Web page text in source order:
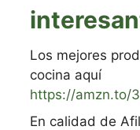
Los mejores
cocina aquí
https://amzn.to/
En calidad de